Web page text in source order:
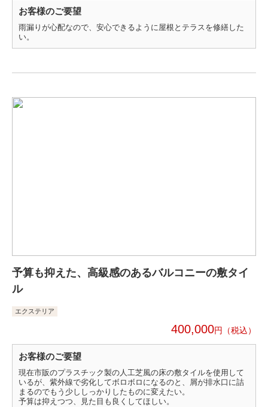
お客様のご要望
雨漏りが心配なので、安心できるように屋根とテラスを修繕した
い。
予算も抑えた、高級感のあるバルコニーの敷タイ
ル
エクステリア
400,000円
お客様のご要望
現在市販のプラスチック製の人工芝風の床の敷タイルを使用して
いるが、紫外線で劣化してボロボロになるのと、屑が排水口に詰
まるのでもう少ししっかりしたものに変えたい。
予算は抑えつつ、見た目も良くしてほしい。